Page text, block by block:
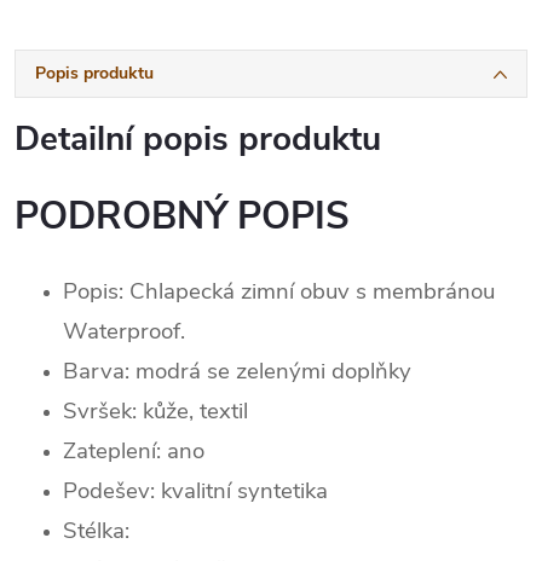
Popis produktu
Detailní popis produktu
PODROBNÝ POPIS
Popis: Chlapecká zimní obuv s membránou
Waterproof.
Barva: modrá se zelenými doplňky
Svršek: kůže, textil
Zateplení: ano
Podešev: kvalitní syntetika
Stélka: